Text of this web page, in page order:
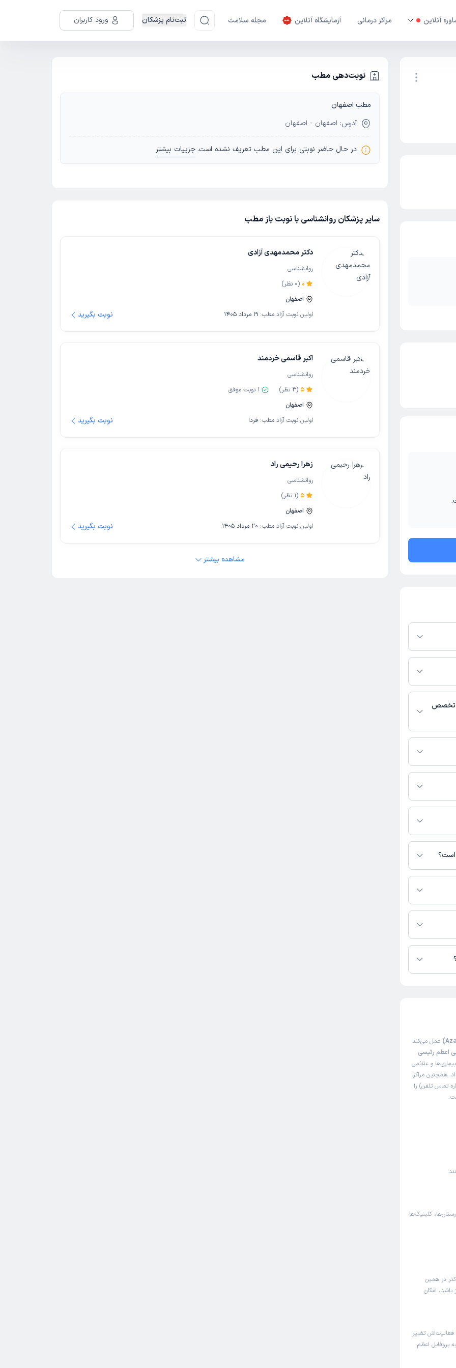
آنلاین مراکز درمانی آزمایشگاه آنلاین مجله سلامت ثبت‌نام پزشکان ورود کاربران
نوبت‌دهی مطب
مطب اصفهان
آدرس: اصفهان - اصفهان
در حال حاضر نوبتی برای این مطب تعریف نشده است. جزییات بیشتر
سایر پزشکان روانشناسی با نوبت باز مطب
دکتر محمدمهدی آزادی
روانشناسی
0
(
0 نظر)
اصفهان
اولین نوبت آزاد مطب: 19 مرداد 1405 نوبت بگیرید
اکبر قاسمی خردمند
روانشناسی
5
(
3 نظر) 1 نوبت موفق
اصفهان
اولین نوبت آزاد مطب: فردا نوبت بگیرید
زهرا رحیمی راد
روانشناسی
5
(
1 نظر)
اصفهان
اولین نوبت آزاد مطب: 20 مرداد 1405 نوبت بگیرید
مشاهده بیشتر
دکترتو باشند،
بودن پروفایل
برنامه حضور
پزشکی و
تخصص
فعالیت می‌کنند.
صفحه ثبت
است؟
نیست.
در دسترس نیست.
عمل می‌کند
اعظم رئیسی
و علائمی
همچنین مراکز
تماس تلفن) را
کلینیک‌ها
در همین
امکان
تغییر
پروفایل اعظم